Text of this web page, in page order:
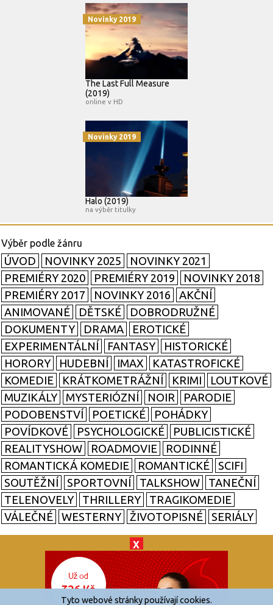
X
Novinky 2019
The Last Full Measure
(2019)
online v HD
Novinky 2019
Halo (2019)
na výběr titulky
ÚVOD NOVINKY 2025
NOVINKY 2021
PREMIÉRY 2020
PREMIÉRY 2019
NOVINKY 2018
PREMIÉRY 2017
NOVINKY 2016
AKČNÍ
ANIMOVANÉ
DĚTSKÉ
DOBRODRUŽNÉ
DOKUMENTY
DRAMA
EROTICKÉ
EXPERIMENTÁLNÍ
FANTASY
HISTORICKÉ
HORORY
HUDEBNÍ IMAX
KATASTROFICKÉ
KOMEDIE
KRÁTKOMETRÁŽNÍ KRIMI
LOUTKOVÉ
MUZIKÁLY
MYSTERIÓZNÍ NOIR
PARODIE
PODOBENSTVÍ
POETICKÉ
POHÁDKY
POVÍDKOVÉ
PSYCHOLOGICKÉ
PUBLICISTICKÉ
REALITYSHOW
ROADMOVIE
RODINNÉ
ROMANTICKÁ KOMEDIE
ROMANTICKÉ
SCIFI
SOUTĚŽNÍ
SPORTOVNÍ TALKSHOW
TANEČNÍ
TELENOVELY
THRILLERY
TRAGIKOMEDIE
VÁLEČNÉ
WESTERNY ŽIVOTOPISNÉ SERIÁLY
© 2026
zkouknoutfilm.cz
Všechna práva vyhrazena.
Tyto webové stránky používají cookies.